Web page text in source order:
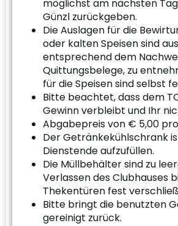
möglichst am nächsten
Günzl zurückgeben.
Die Auslagen für die
oder kalten Speisen sind
entsprechend dem
Quittungsbelege, zu
für die Speisen sind selbst
Bitte beachtet, dass dem
Gewinn verbleibt und Ihr
Abgabepreis von € 5,00
Der Getränkekühlschrank
Dienstende aufzufüllen.
Die Müllbehälter sind zu
Verlassen des Clubhauses
Thekentüren fest
Bitte bringt die benutzten
gereinigt zurück.